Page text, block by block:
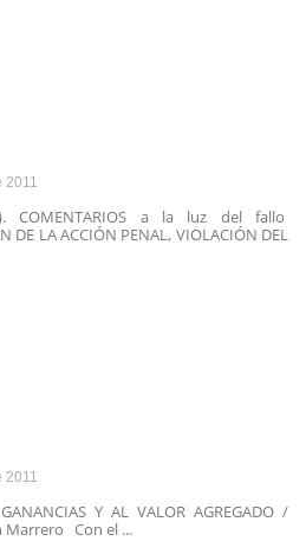
2011
COMENTARIOS a la luz del fallo
DE LA ACCIÓN PENAL, VIOLACIÓN DEL
2011
Y AL VALOR AGREGADO /
Marrero Con el ...